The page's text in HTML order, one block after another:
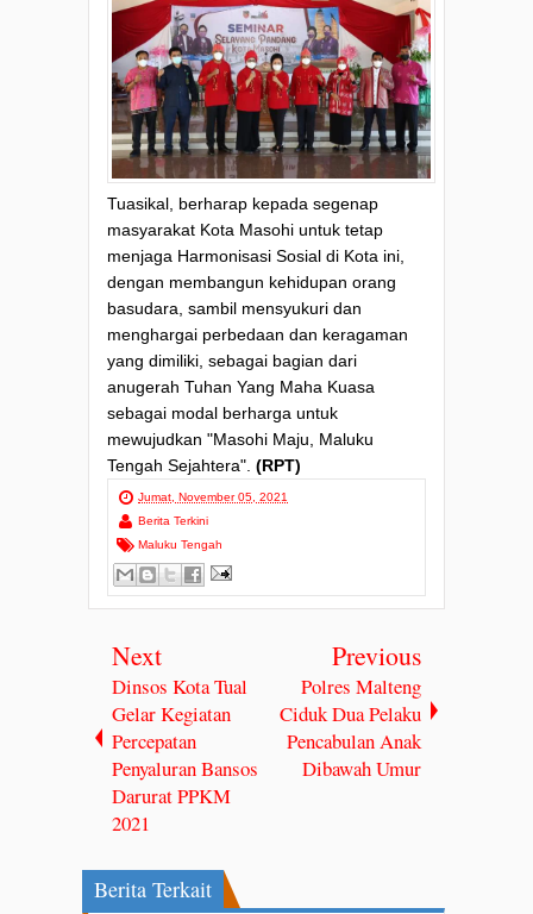
Tuasikal, berharap kepada segenap
masyarakat Kota Masohi untuk tetap
menjaga Harmonisasi Sosial di Kota ini,
dengan membangun kehidupan orang
basudara, sambil mensyukuri dan
menghargai perbedaan dan keragaman
yang dimiliki, sebagai bagian dari
anugerah Tuhan Yang Maha Kuasa
sebagai modal berharga untuk
mewujudkan "Masohi Maju, Maluku
Tengah Sejahtera". (RPT)
Jumat, November 05, 2021
Berita Terkini
Maluku Tengah
Next
Dinsos Kota Tual
Gelar Kegiatan
Percepatan
Penyaluran Bansos
Darurat PPKM
2021
Previous
Polres Malteng
Ciduk Dua Pelaku
Pencabulan Anak
Dibawah Umur
Berita Terkait